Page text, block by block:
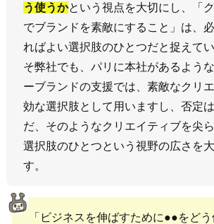
う使うかという視点を大切にし、「
でブランドを素敵にすること」は、
ればよい選択肢のひとつだと捉えて
そ弊社でも、パリに本社があるよう
ーブランドの支援では、素敵なクリ
効な選択肢として用いますし、否定
だ、そのようなクリエイティブを尖ら
選択肢のひとつという視野の広さを
す。
「ビジネスを伸ばすために●●をど